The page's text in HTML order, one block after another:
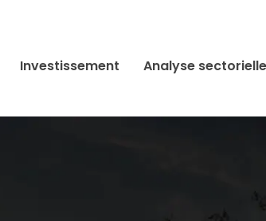
Investissement Analyse sectorielle